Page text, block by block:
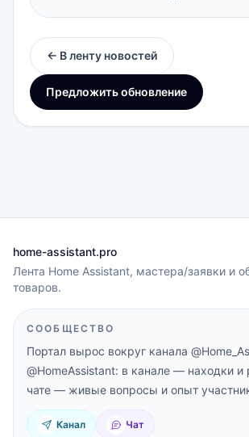
← В ленту новостей
Предложить обновление
home-assistant.pro
Лента Home Assistant, мастера/заявки и
товаров.
СООБЩЕСТВО
Портал вырос вокруг канала
@HomeAssistant: в канале — находки и
чате — живые вопросы и опыт
Канал Чат